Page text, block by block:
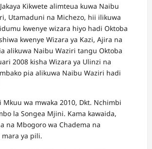
Kikwete alimteua kuwa Naibu
Utamaduni na Michezo, hii ilikuwa
kwenye wizara hiyo hadi Oktoba
kwenye Wizara ya Kazi, Ajira na
alikuwa Naibu Waziri tangu Oktoba
2008 kisha Wizara ya Ulinzi na
pia alikuwa Naibu Waziri hadi
Mkuu wa mwaka 2010, Dkt. Nchimbi
la Songea Mjini. Kama kawaida,
na Mbogoro wa Chadema na
ya pili.